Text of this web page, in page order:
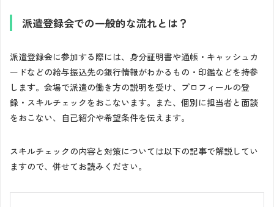
派遣登録会での一般的な流れとは？
派遣登録会に参加する際には、身分証明書や通帳・キャッシュカ
ードなどの給与振込先の銀行情報がわかるもの・印鑑などを持参
します。会場で派遣の働き方の説明を受け、プロフィールの登
録・スキルチェックをおこないます。また、個別に担当者と面談
をおこない、自己紹介や希望条件を伝えます。
スキルチェックの内容と対策については以下の記事で解説してい
ますので、併せてお読みください。